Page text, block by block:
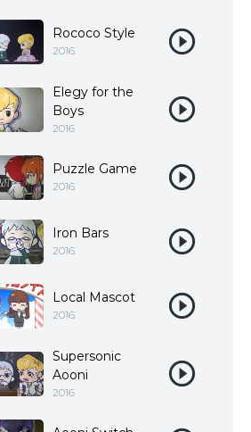
Rococo Style
2016
Elegy for the
Boys
2016
Puzzle Game
2016
Iron Bars
2016
Local Mascot
2016
Supersonic
Aooni
2016